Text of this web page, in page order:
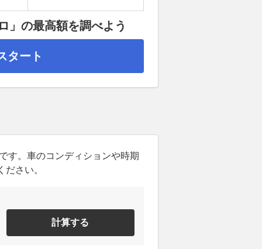
」の最高額を調べよう
タート
す。車のコンディションや時期
さい。
計算する